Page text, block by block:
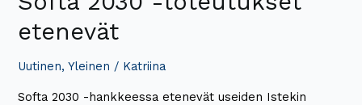
etenevät
Uutinen,Yleinen / Katriina
Softa 2030 -hankkeessa etenevät useiden Istekin